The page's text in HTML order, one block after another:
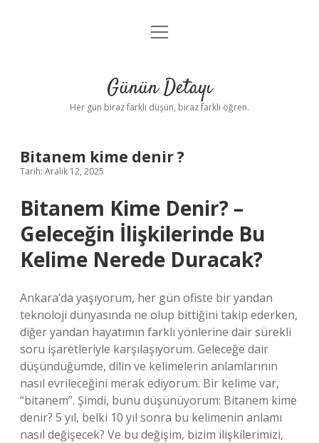
Anasayfa
Yasal Uyarı
menüyü
Günün Detayı
Her gün biraz farklı düşün, biraz farklı öğren.
Bitanem kime denir ?
Tarih: Aralık 12, 2025
Bitanem Kime Denir? –
Geleceğin İlişkilerinde Bu
Kelime Nerede Duracak?
Ankara’da yaşıyorum, her gün ofiste bir yandan
teknoloji dünyasında ne olup bittiğini takip ederken,
diğer yandan hayatımın farklı yönlerine dair sürekli
soru işaretleriyle karşılaşıyorum. Geleceğe dair
düşündüğümde, dilin ve kelimelerin anlamlarının
nasıl evrileceğini merak ediyorum. Bir kelime var,
“bitanem”. Şimdi, bunu düşünüyorum: Bitanem kime
denir? 5 yıl, belki 10 yıl sonra bu kelimenin anlamı
nasıl değişecek? Ve bu değişim, bizim ilişkilerimizi,